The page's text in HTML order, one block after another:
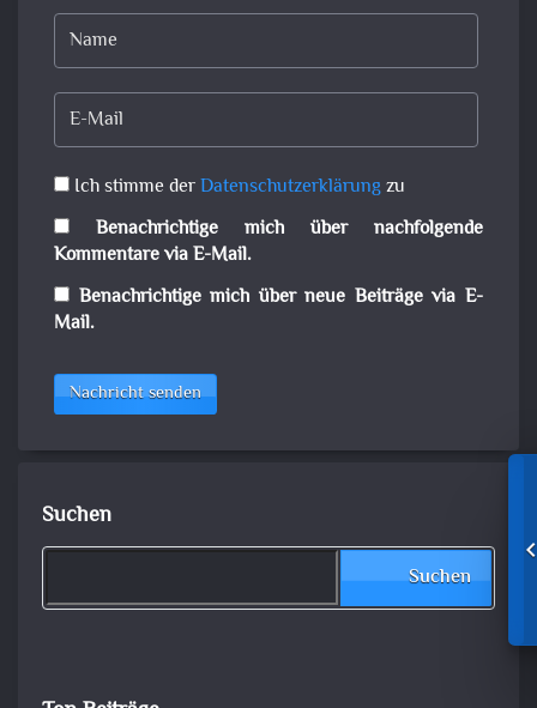
Ich stimme derDatenschutzerklärungzu
Benachrichtige mich über nachfolgende
Kommentare via E-Mail.
Benachrichtige mich über neue Beiträge via E-
Mail.
Nachricht senden
Suchen
Suchen